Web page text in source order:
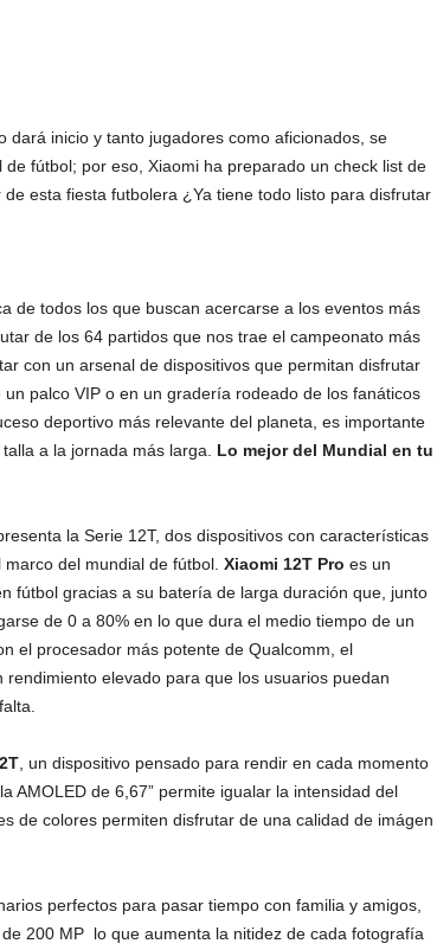
dará inicio y tanto jugadores como aficionados, se
fútbol; por eso, Xiaomi ha preparado un check list de
esta fiesta futbolera ¿Ya tiene todo listo para disfrutar
de todos los que buscan acercarse a los eventos más
de los 64 partidos que nos trae el campeonato más
con un arsenal de dispositivos que permitan disfrutar
palco VIP o en un gradería rodeado de los fanáticos
deportivo más relevante del planeta, es importante
a la jornada más larga. Lo mejor del Mundial en tu
la Serie 12T, dos dispositivos con características
del mundial de fútbol. Xiaomi 12T Pro es un
fútbol gracias a su batería de larga duración que, junto
de 0 a 80% en lo que dura el medio tiempo de un
el procesador más potente de Qualcomm, el
elevado para que los usuarios puedan
, un dispositivo pensado para rendir en cada momento
AMOLED de 6,67” permite igualar la intensidad del
de colores permiten disfrutar de una calidad de imágen
perfectos para pasar tiempo con familia y amigos,
200 MP lo que aumenta la nitidez de cada fotografía